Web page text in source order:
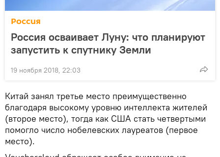
Россия
Россия осваивает Луну: что планируют
запустить к спутнику Земли
19 ноября 2018, 22:03
Китай занял третье место преимущественно
благодаря высокому уровню интеллекта жителей
(второе место), тогда как США стать четвертыми
помогло число нобелевских лауреатов (первое
место).